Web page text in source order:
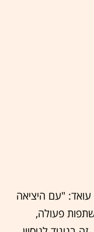
"עם היציאה
פעולה,